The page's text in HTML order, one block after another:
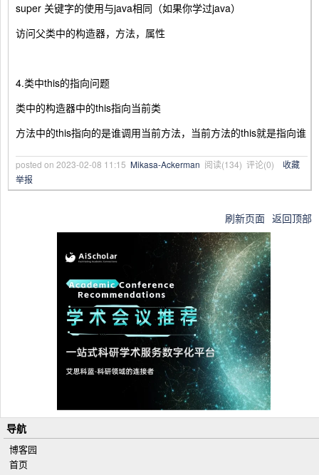
super 关键字的使用与java相同（如果你学过java）
访问父类中的构造器，方法，属性
4.类中this的指向问题
类中的构造器中的this指向当前类
方法中的this指向的是谁调用当前方法，当前方法的this就是指向谁
posted on 2023-02-08 11:15 Mikasa-Ackerman 阅读(134) 评论(0) 收藏
举报
刷新页面 返回顶部
导航
博客园
首页